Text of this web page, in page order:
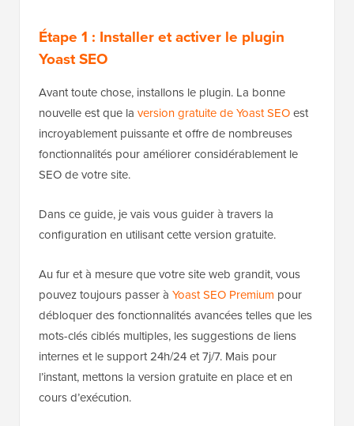
Étape 1 : Installer et activer le plugin
Yoast SEO
Avant toute chose, installons le plugin. La bonne
nouvelle est que la version gratuite de Yoast SEOest
incroyablement puissante et offre de nombreuses
fonctionnalités pour améliorer considérablement le
SEO de votre site.
Dans ce guide, je vais vous guider à travers la
configuration en utilisant cette version gratuite.
Au fur et à mesure que votre site web grandit, vous
pouvez toujours passer à Yoast SEO Premium pour
débloquer des fonctionnalités avancées telles que les
mots-clés ciblés multiples, les suggestions de liens
internes et le support 24h/24 et 7j/7. Mais pour
l’instant, mettons la version gratuite en place et en
cours d’exécution.